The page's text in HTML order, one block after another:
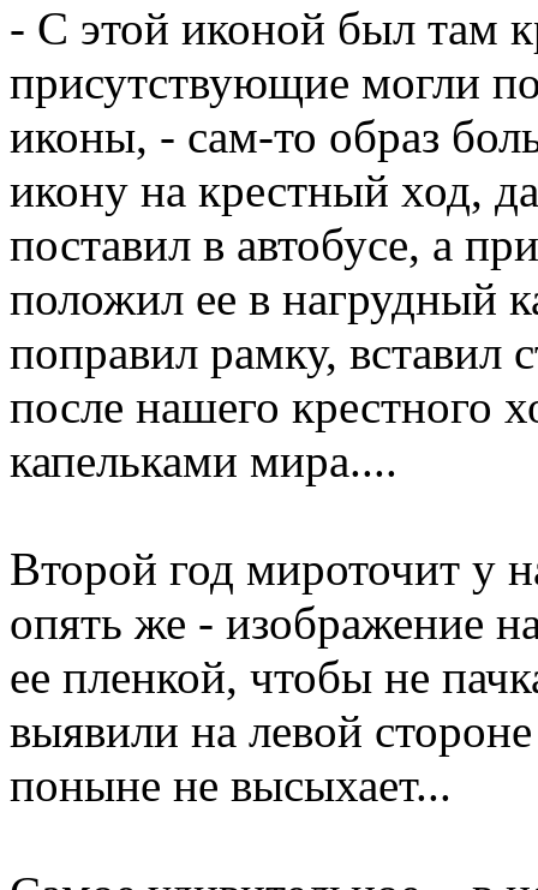
- С этой иконой был там
присутствующие могли
иконы, - сам-то образ
икону на крестный ход,
поставил в автобусе, а
положил ее в нагрудный
поправил рамку, вставил
после нашего крестного
капельками мира....
Второй год мироточит у
опять же - изображение
ее пленкой, чтобы не
выявили на левой
поныне не высыхает...